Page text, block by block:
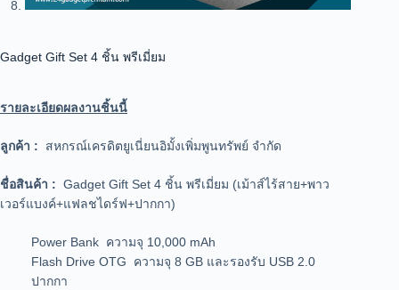
Gadget Gift Set 4 ชิ้น พรีเมี่ยม
รายละเอียดผลงานชิ้นนี้
ลูกค้า : สหกรณ์เครดิตยูเนี่ยนอิมั้งเพิ่มพูนทรัพย์ จำกัด
ชื่อสินค้า : Gadget Gift Set 4 ชิ้น พรีเมี่ยม (เม้าส์ไร้สาย+พาว
เวอร์แบงค์+แฟลชไดร์ฟ+ปากกา)
Power Bank ความจุ 10,000 mAh
Flash Drive OTG ความจุ 8 GB และรองรับ USB 2.0
ปากกา